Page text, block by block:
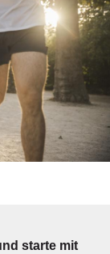
starte mit